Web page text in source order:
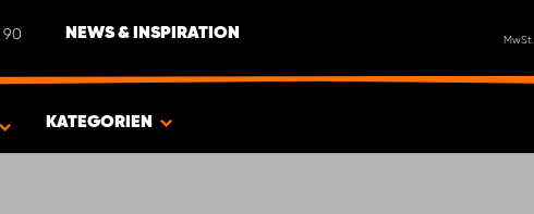
90 NEWS & INSPIRATION MwSt.
KATEGORIEN